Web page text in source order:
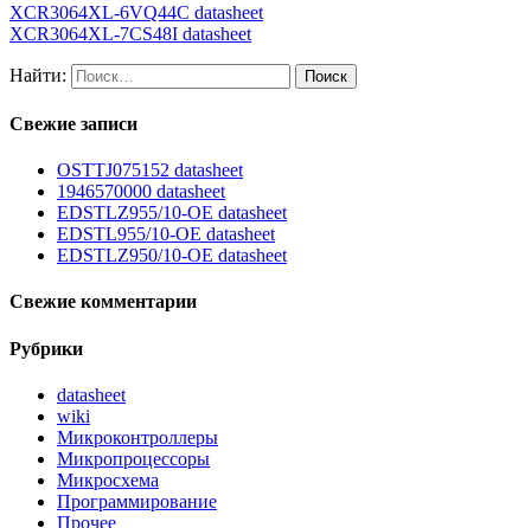
XCR3064XL-6VQ44C datasheet
XCR3064XL-7CS48I datasheet
Найти:
Свежие записи
OSTTJ075152 datasheet
1946570000 datasheet
EDSTLZ955/10-OE datasheet
EDSTL955/10-OE datasheet
EDSTLZ950/10-OE datasheet
Свежие комментарии
Рубрики
datasheet
wiki
Микроконтроллеры
Микропроцессоры
Микросхема
Программирование
Прочее